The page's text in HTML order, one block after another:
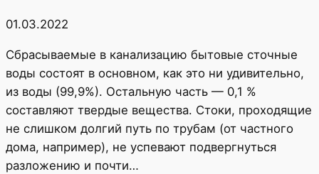
01.03.2022
Сбрасываемые в канализацию бытовые сточные
воды состоят в основном, как это ни удивительно,
из воды (99,9%). Остальную часть — 0,1 %
составляют твердые вещества. Стоки, проходящие
не слишком долгий путь по трубам (от частного
дома, например), не успевают подвергнуться
разложению и почти…